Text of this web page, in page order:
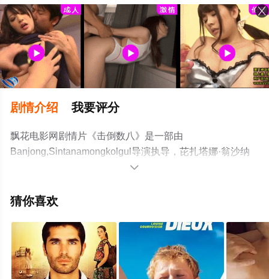
剧情介绍 我要评分
飘花电影网剧情片《击倒数八》是一部由
Banjong,Sintanamongkolgul导演执导，芘扎塔娜·翁沙纳
塔纳辛,纳瓦希·普潘塔奇斯,昂滃·斯缇谭,纳塔吾·斯金杰,塔
卡林·普里帕特等演员精彩演绎的泰国电影，大结局剧情已
全就上飘花影院，更多剧情信息可移步至豆瓣电影、电视
猫或剧情网等平台了解。

猜你喜欢